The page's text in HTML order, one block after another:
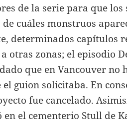
de la serie para que los
cuáles monstruos
determinados capítulos
otras zonas; el episodio
que en Vancouver no
guion solicitaba. En
fue cancelado.
en el cementerio Stull de